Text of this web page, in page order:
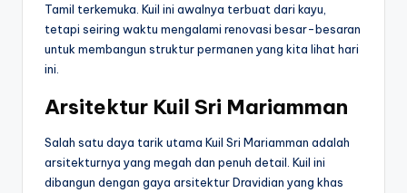
Tamil terkemuka. Kuil ini awalnya terbuat dari kayu,
tetapi seiring waktu mengalami renovasi besar-besaran
untuk membangun struktur permanen yang kita lihat hari
ini.
Arsitektur Kuil Sri Mariamman
Salah satu daya tarik utama Kuil Sri Mariamman adalah
arsitekturnya yang megah dan penuh detail. Kuil ini
dibangun dengan gaya arsitektur Dravidian yang khas